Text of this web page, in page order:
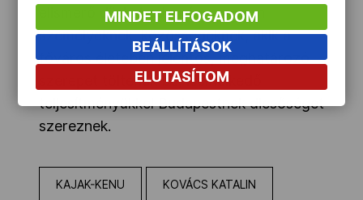
elismerő díjakat adományoz azon
személyeknek, közösségeknek, akik a
főváros életében jelentős, meghatározó
szerepet töltenek be, kiemelkedő
teljesítményükkel Budapestnek dicsőséget
szereznek.
KAJAK-KENU KOVÁCS KATALIN
MINDET ELFOGADOM
BEÁLLÍTÁSOK
ELUTASÍTOM